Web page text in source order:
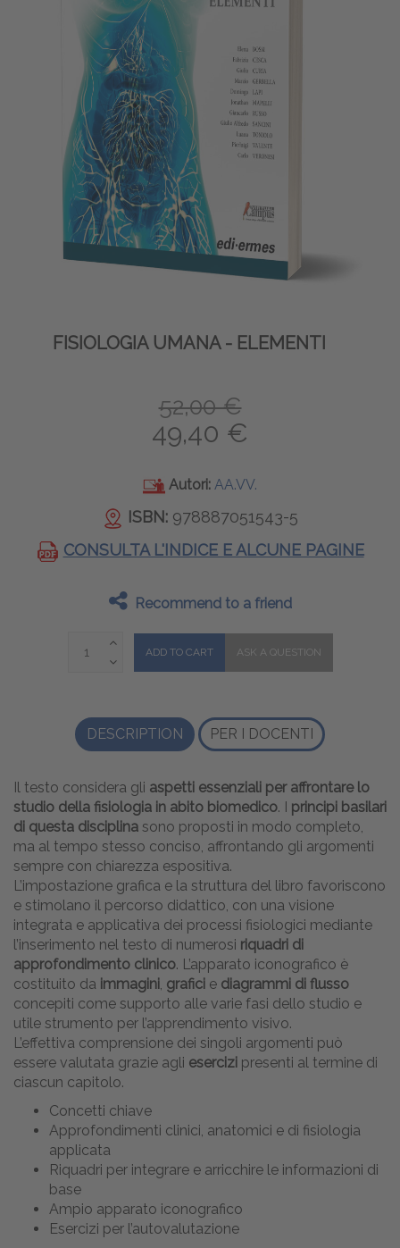
FISIOLOGIA UMANA - ELEMENTI
52,00 €
49,40 €
Autori: AA.VV.
ISBN: 978887051543-5
CONSULTA L'INDICE E ALCUNE PAGINE
Recommend to a friend
DESCRIPTION PER I DOCENTI
Il testo considera gli aspetti essenziali per affrontare lo
studio della fisiologia in abito biomedico. I principi basilari
di questa disciplina sono proposti in modo completo,
ma al tempo stesso conciso, affrontando gli argomenti
sempre con chiarezza espositiva.
L’impostazione grafica e la struttura del libro favoriscono
e stimolano il percorso didattico, con una visione
integrata e applicativa dei processi fisiologici mediante
l’inserimento nel testo di numerosi riquadri di
approfondimento clinico. L’apparato iconografico è
costituito da immagini , grafici e diagrammi di flusso
concepiti come supporto alle varie fasi dello studio e
utile strumento per l’apprendimento visivo.
L’effettiva comprensione dei singoli argomenti può
essere valutata grazie agli esercizi presenti al termine di
ciascun capitolo.
Concetti chiave
Approfondimenti clinici, anatomici e di fisiologia
applicata
Riquadri per integrare e arricchire le informazioni di
base
Ampio apparato iconografico
Esercizi per l’autovalutazione